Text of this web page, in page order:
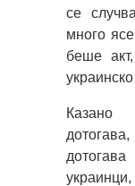
се
много
беше
Казано